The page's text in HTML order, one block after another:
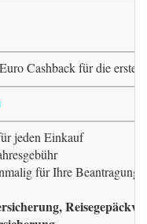
Cashback für die erste
jeden Einkauf
für Ihre Beantragung